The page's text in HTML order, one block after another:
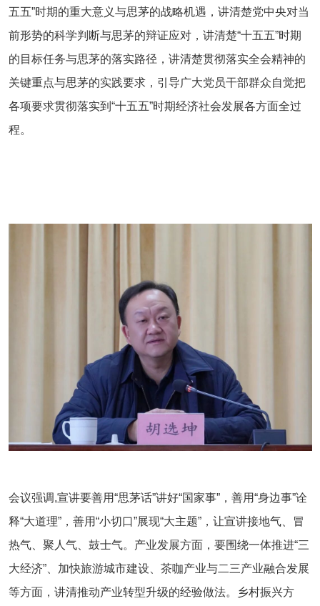
五五”时期的重大意义与思茅的战略机遇，讲清楚党中央对当
前形势的科学判断与思茅的辩证应对，讲清楚“十五五”时期
的目标任务与思茅的落实路径，讲清楚贯彻落实全会精神的
关键重点与思茅的实践要求，引导广大党员干部群众自觉把
各项要求贯彻落实到“十五五”时期经济社会发展各方面全过
程。
会议强调,宣讲要善用“思茅话”讲好“国家事”，善用“身边事”诠
释“大道理”，善用“小切口”展现“大主题”，让宣讲接地气、冒
热气、聚人气、鼓士气。产业发展方面，要围绕一体推进“三
大经济”、加快旅游城市建设、茶咖产业与二三产业融合发展
等方面，讲清推动产业转型升级的经验做法。乡村振兴方